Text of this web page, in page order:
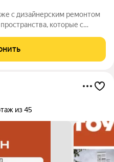
с дизайнерским ремонтом
которые с
Eniteo. На 32 этаже вас
из 45